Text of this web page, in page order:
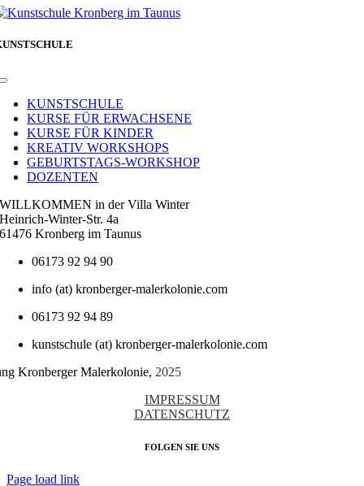
Toggle
NavigationKUNSTSCHULE
KURSE FÜR ERWACHSENE
KURSE FÜR KINDER
KREATIV WORKSHOPS
GEBURTSTAGS-WORKSHOP
DOZENTEN
WILLKOMMEN in der Villa Winter
Heinrich-Winter-Str. 4a
61476 Kronberg im Taunus
06173 92 94 90
info (at) kronberger-malerkolonie.com
06173 92 94 89
kunstschule (at) kronberger-malerkolonie.com
Kronberger Malerkolonie, 2025
IMPRESSUM
DATENSCHUTZ
FOLGEN SIE UNS
Page load link